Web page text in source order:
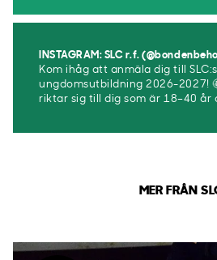
INSTAGRAM: SLC r.f.
Kom ihåg att anmäla dig till SLC:s
ungdomsutbildning 2026-2027!
riktar sig till dig som är 18–40 år
MER FRÅN